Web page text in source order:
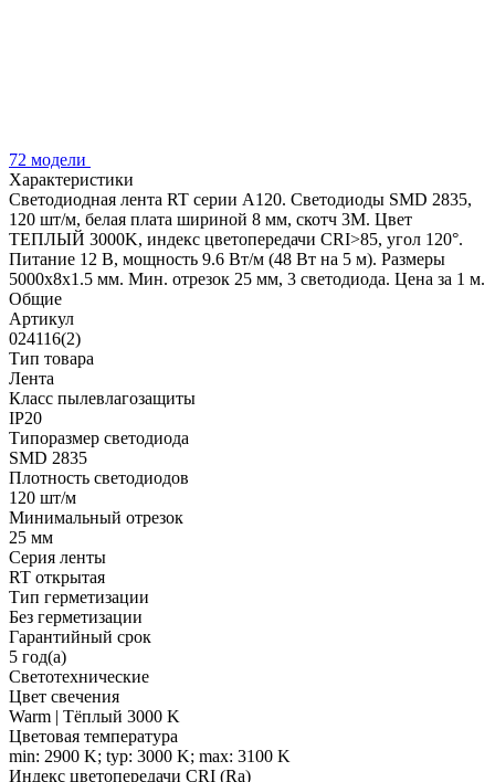
72 модели
Характеристики
Светодиодная лента RT серии A120. Светодиоды SMD 2835,
120 шт/м, белая плата шириной 8 мм, скотч 3M. Цвет
ТЕПЛЫЙ 3000K, индекс цветопередачи CRI>85, угол 120°.
Питание 12 В, мощность 9.6 Вт/м (48 Вт на 5 м). Размеры
5000x8x1.5 мм. Мин. отрезок 25 мм, 3 светодиода. Цена за 1 м.
Общие
Артикул
024116(2)
Тип товара
Лента
Класс пылевлагозащиты
IP20
Типоразмер светодиода
SMD 2835
Плотность светодиодов
120 шт/м
Минимальный отрезок
25 мм
Серия ленты
RT открытая
Тип герметизации
Без герметизации
Гарантийный срок
5 год(а)
Светотехнические
Цвет свечения
Warm | Тёплый 3000 K
Цветовая температура
min: 2900 K; typ: 3000 K; max: 3100 K
Индекс цветопередачи CRI (Ra)